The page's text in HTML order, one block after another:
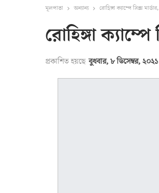
মূলপাতা অন্যান্য রোহিঙ্গা ক্যাম্পে সিক্স
রোহিঙ্গা
প্রকাশিত হয়ছে বুধবার, ৮ ডিসেম্বর,